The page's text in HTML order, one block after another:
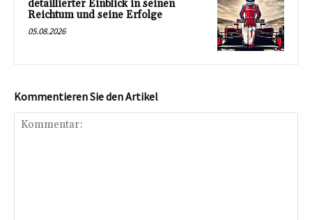
detaillierter Einblick in seinen
Reichtum und seine Erfolge
05.08.2026
Kommentieren Sie den Artikel